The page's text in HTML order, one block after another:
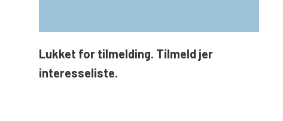
Lukket for tilmelding. Tilmeld jer
interesseliste.